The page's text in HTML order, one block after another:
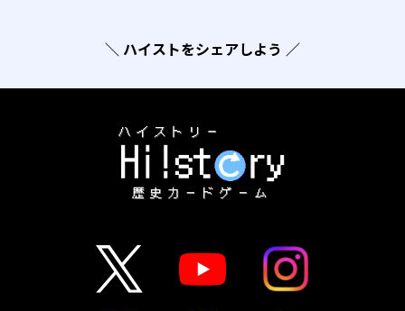
＼ ハイストをシェアしよう ／